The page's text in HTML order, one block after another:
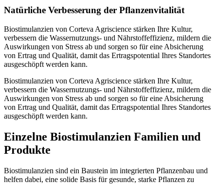
Natürliche Verbesserung der Pflanzenvitalität
Biostimulanzien von Corteva Agriscience stärken Ihre Kultur,
verbessern die Wassernutzungs- und Nährstoffeffizienz, mildern die
Auswirkungen von Stress ab und sorgen so für eine Absicherung
von Ertrag und Qualität, damit das Ertragspotential Ihres Standortes
ausgeschöpft werden kann.
Biostimulanzien von Corteva Agriscience stärken Ihre Kultur,
verbessern die Wassernutzungs- und Nährstoffeffizienz, mildern die
Auswirkungen von Stress ab und sorgen so für eine Absicherung
von Ertrag und Qualität, damit das Ertragspotential Ihres Standortes
ausgeschöpft werden kann.
Einzelne Biostimulanzien Familien und
Produkte
Biostimulanzien sind ein Baustein im integrierten Pflanzenbau und
helfen dabei, eine solide Basis für gesunde, starke Pflanzen zu